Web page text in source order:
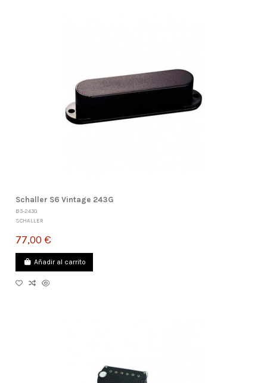
Schaller S6 Vintage 243G
B3-243G
SCHALLER
77,00 €
Añadir al carrito